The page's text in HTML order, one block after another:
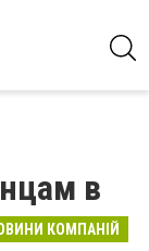
в
КОМПАНІЙ